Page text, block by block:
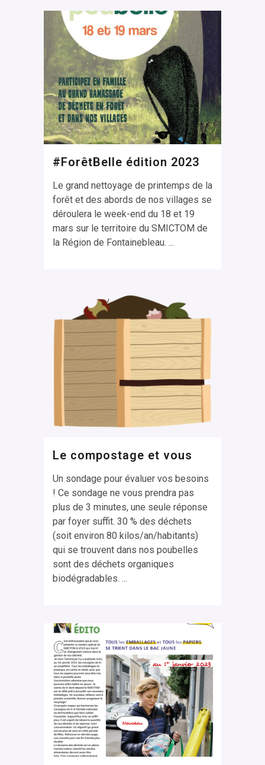
#ForêtBelle édition 2023
Le grand nettoyage de printemps de la
forêt et des abords de nos villages se
déroulera le week-end du 18 et 19
mars sur le territoire du SMICTOM de
la Région de Fontainebleau. ...
Le compostage et vous
Un sondage pour évaluer vos besoins
! Ce sondage ne vous prendra pas
plus de 3 minutes, une seule réponse
par foyer suffit. 30 % des déchets
(soit environ 80 kilos/an/habitants)
qui se trouvent dans nos poubelles
sont des déchets organiques
biodégradables. ...